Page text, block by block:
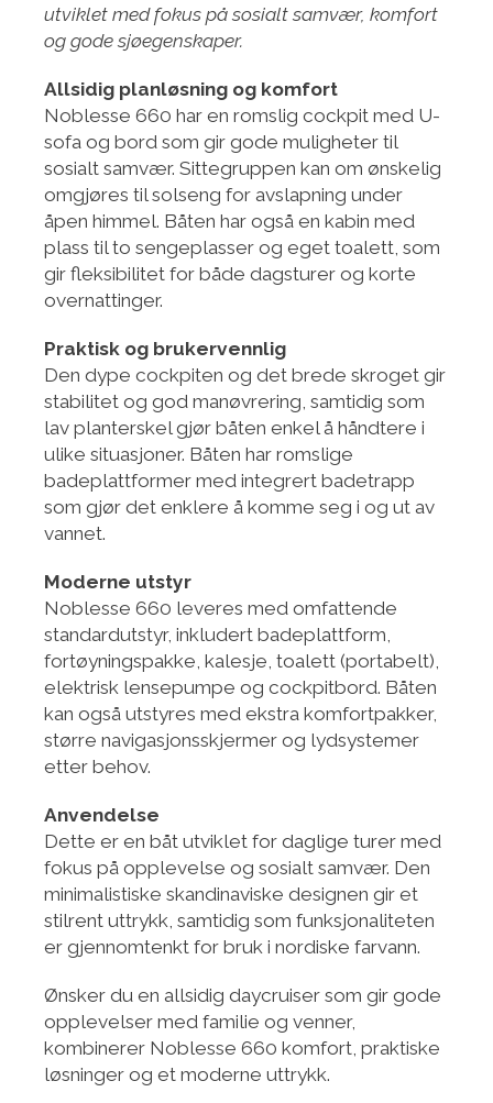
utviklet med fokus på sosialt samvær, komfort
og gode sjøegenskaper.
Allsidig planløsning og komfort
Noblesse 660 har en romslig cockpit med U-
sofa og bord som gir gode muligheter til
sosialt samvær. Sittegruppen kan om ønskelig
omgjøres til solseng for avslapning under
åpen himmel. Båten har også en kabin med
plass til to sengeplasser og eget toalett, som
gir fleksibilitet for både dagsturer og korte
overnattinger.
Praktisk og brukervennlig
Den dype cockpiten og det brede skroget gir
stabilitet og god manøvrering, samtidig som
lav planterskel gjør båten enkel å håndtere i
ulike situasjoner. Båten har romslige
badeplattformer med integrert badetrapp
som gjør det enklere å komme seg i og ut av
vannet.
Moderne utstyr
Noblesse 660 leveres med omfattende
standardutstyr, inkludert badeplattform,
fortøyningspakke, kalesje, toalett (portabelt),
elektrisk lensepumpe og cockpitbord. Båten
kan også utstyres med ekstra komfortpakker,
større navigasjonsskjermer og lydsystemer
etter behov.
Anvendelse
Dette er en båt utviklet for daglige turer med
fokus på opplevelse og sosialt samvær. Den
minimalistiske skandinaviske designen gir et
stilrent uttrykk, samtidig som funksjonaliteten
er gjennomtenkt for bruk i nordiske farvann.
Ønsker du en allsidig daycruiser som gir gode
opplevelser med familie og venner,
kombinerer Noblesse 660 komfort, praktiske
løsninger og et moderne uttrykk.